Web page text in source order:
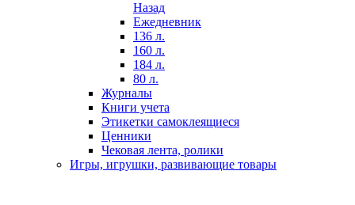
Назад
Ежедневник
136 л.
160 л.
184 л.
80 л.
Журналы
Книги учета
Этикетки самоклеящиеся
Ценники
Чековая лента, ролики
Игры, игрушки, развивающие товары